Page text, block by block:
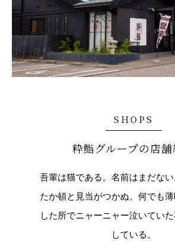
SHOPS
粋鮨グループの店
吾輩は猫である。名前はまだな
たか頓と見当がつかぬ。何でも
した所でニャーニャー泣いてい
している。